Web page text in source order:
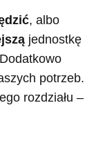
, albo
jednostkę
potrzeb.
rozdziału –